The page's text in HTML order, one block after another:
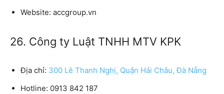
Website: accgroup.vn
26. Công ty Luật TNHH MTV KPK
Địa chỉ: 300 Lê Thanh Nghị, Quận Hải Châu, Đà Nẵng
Hotline: 0913 842 187